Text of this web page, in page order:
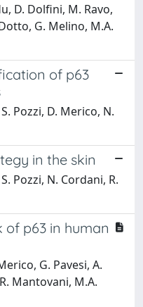
D. Dolfini, M. Ravo,
G. Melino, M.A.
of p63
Pozzi, D. Merico, N.
in the skin
Pozzi, N. Cordani, R.
p63 in human
G. Pavesi, A.
Mantovani, M.A.